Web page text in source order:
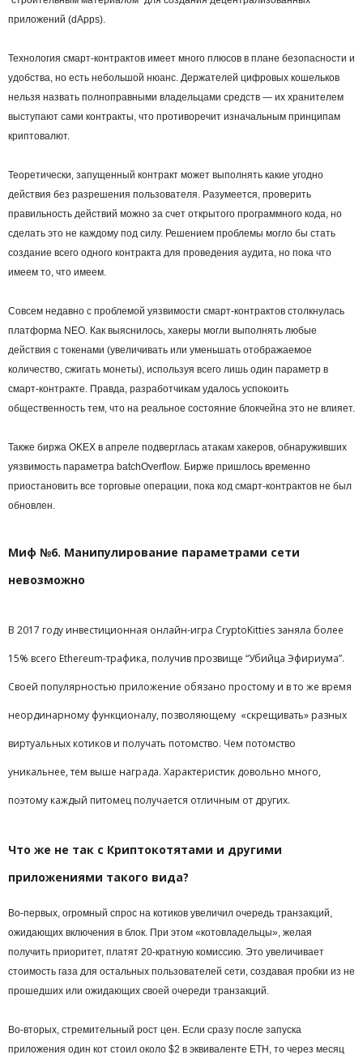
приложений (dApps).
Технология смарт-контрактов имеет много плюсов в плане безопасности и
удобства, но есть небольшой нюанс. Держателей цифровых кошельков
нельзя назвать полноправными владельцами средств — их хранителем
выступают сами контракты, что противоречит изначальным принципам
криптовалют.
Теоретически, запущенный контракт может выполнять какие угодно
действия без разрешения пользователя. Разумеется, проверить
правильность действий можно за счет открытого программного кода, но
сделать это не каждому под силу. Решением проблемы могло бы стать
создание всего одного контракта для проведения аудита, но пока что
имеем то, что имеем.
Совсем недавно с проблемой уязвимости смарт-контрактов столкнулась
платформа NEO. Как выяснилось, хакеры могли выполнять любые
действия с токенами (увеличивать или уменьшать отображаемое
количество, сжигать монеты), используя всего лишь один параметр в
смарт-контракте. Правда, разработчикам удалось успокоить
общественность тем, что на реальное состояние блокчейна это не влияет.
Также биржа OKEX в апреле подверглась атакам хакеров, обнаруживших
уязвимость параметра batchOverflow. Бирже пришлось временно
приостановить все торговые операции, пока код смарт-контрактов не был
обновлен.
Миф №6. Манипулирование параметрами сети
невозможно
В 2017 году инвестиционная онлайн-игра CryptoKitties заняла более
15% всего Ethereum-трафика, получив прозвище “Убийца Эфириума”.
Своей популярностью приложение обязано простому и в то же время
неординарному функционалу, позволяющему «скрещивать» разных
виртуальных котиков и получать потомство. Чем потомство
уникальнее, тем выше награда. Характеристик довольно много,
поэтому каждый питомец получается отличным от других.
Что же не так с Криптокотятами и другими
приложениями такого вида?
Во-первых, огромный спрос на котиков увеличил очередь транзакций,
ожидающих включения в блок. При этом «котовладельцы», желая
получить приоритет, платят 20-кратную комиссию. Это увеличивает
стоимость газа для остальных пользователей сети, создавая пробки из не
прошедших или ожидающих своей очереди транзакций.
Во-вторых, стремительный рост цен. Если сразу после запуска
приложения один кот стоил около $2 в эквиваленте ETH, то через месяц